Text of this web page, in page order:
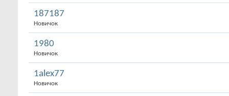
187187
Новичок
1980
Новичок
1alex77
Новичок